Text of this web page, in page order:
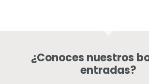
¿Conoces nuestros
entradas?